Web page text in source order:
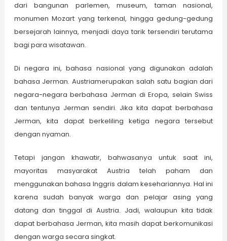
dari bangunan parlemen, museum, taman nasional,
monumen Mozart yang terkenal, hingga gedung-gedung
bersejarah lainnya, menjadi daya tarik tersendiri terutama
bagi para wisatawan.
Di negara ini, bahasa nasional yang digunakan adalah
bahasa Jerman. Austriamerupakan salah satu bagian dari
negara-negara berbahasa Jerman di Eropa, selain Swiss
dan tentunya Jerman sendiri. Jika kita dapat berbahasa
Jerman, kita dapat berkeliling ketiga negara tersebut
dengan nyaman.
Tetapi jangan khawatir, bahwasanya untuk saat ini,
mayoritas masyarakat Austria telah paham dan
menggunakan bahasa Inggris dalam kesehariannya. Hal ini
karena sudah ban­yak warga dan pelajar asing yang
datang dan tinggal di Austria. Jadi, walaupun kita tidak
dapat berbahasa Jerman, kita masih dapat berkomunikasi
dengan warga secara singkat.